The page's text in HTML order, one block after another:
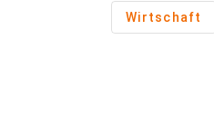
Wirtschaft